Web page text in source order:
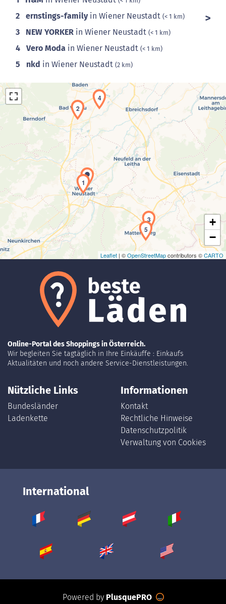
2 ernstings-familyin Wiener Neustadt (< 1 km)
3 NEW YORKER in Wiener Neustadt (< 1 km)
4 Vero Moda in Wiener Neustadt (< 1 km)
5 nkd in Wiener Neustadt (2 km)
Laden der Karte...
1
2
3
4
5
+
−
Leaflet | ©OpenStreetMapcontributors ©CARTO
Online-Portal des Shoppings in Österreich.
Wir begleiten Sie tagtäglich in Ihre Einkäuffe : Einkaufs
Aktualitäten und noch andere Service-Dienstleistungen.
Nützliche Links
Bundesländer
Ladenkette
Informationen
Kontakt
Rechtliche Hinweise
Datenschutzpolitik
Verwaltung von Cookies
International
Powered by PlusquePRO